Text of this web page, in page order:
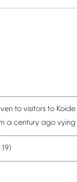
to visitors to Koide
a century ago vying
19)